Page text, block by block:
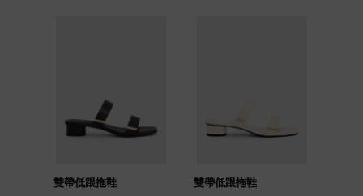
雙帶低跟拖鞋 雙帶低跟拖鞋